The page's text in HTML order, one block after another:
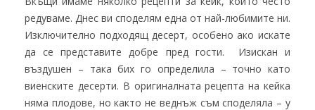
редуваме. Днес ви споделям една от най-любимите ни.
Изключително подходящ десерт, особено ако искате
да се представите добре пред гости. Изискан и
въздушен – така бих го определила – точно като
виенските десерти. В оригиналната рецепта на кейка
няма плодове, но както не веднъж съм споделяла – у